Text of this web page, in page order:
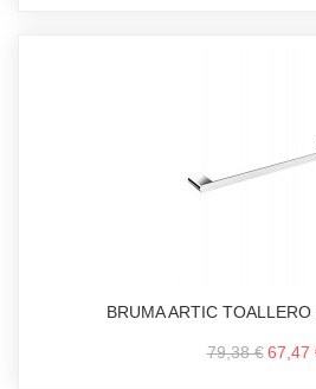
BRUMA ARTIC TOALLERO
79,38 € 67,47